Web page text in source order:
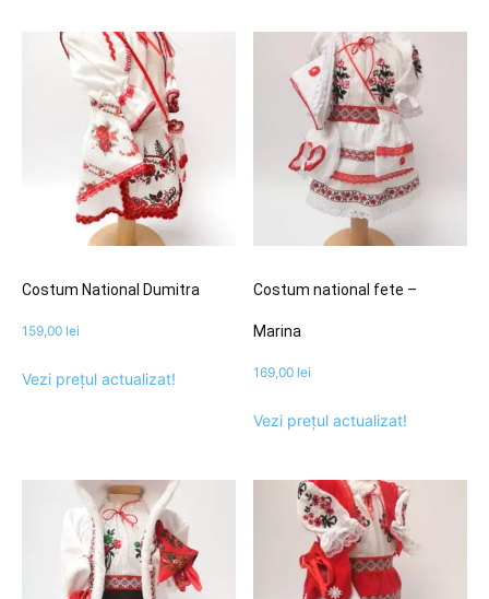
Costum National Dumitra
159,00 lei
Vezi prețul actualizat!
Costum national fete –
Marina
169,00 lei
Vezi prețul actualizat!